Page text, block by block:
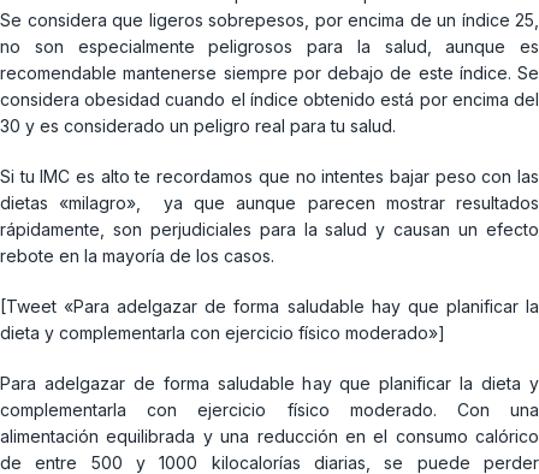
Se considera que ligeros sobrepesos, por encima de un índice 25,
no son especialmente peligrosos para la salud, aunque es
recomendable mantenerse siempre por debajo de este índice. Se
considera obesidad cuando el índice obtenido está por encima del
30 y es considerado un peligro real para tu salud.
Si tu IMC es alto te recordamos que no intentes bajar peso con las
dietas «milagro», ya que aunque parecen mostrar resultados
rápidamente, son perjudiciales para la salud y causan un efecto
rebote en la mayoría de los casos.
[Tweet «Para adelgazar de forma saludable hay que planificar la
dieta y complementarla con ejercicio físico moderado»]
Para adelgazar de forma saludable hay que planificar la dieta y
complementarla con ejercicio físico moderado. Con una
alimentación equilibrada y una reducción en el consumo calórico
de entre 500 y 1000 kilocalorías diarias, se puede perder